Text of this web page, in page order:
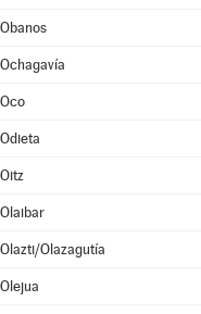
Obanos
Ochagavía
Oco
Odieta
Oitz
Olaibar
Olazti/Olazagutía
Olejua